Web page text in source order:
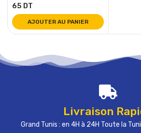
65 DT
AJOUTER AU PANIER
Livraison
Grand Tunis : en 4H à 24H Toute la